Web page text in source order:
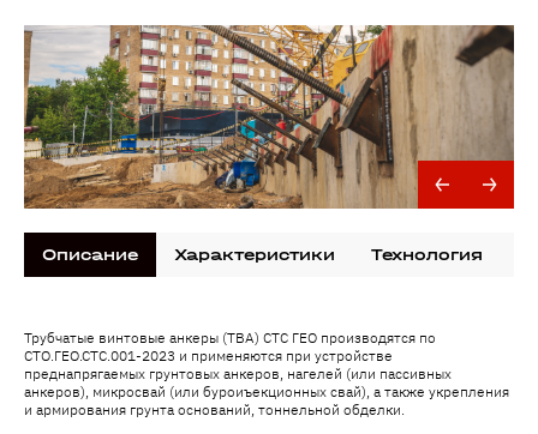
Описание Характеристики Технология
Трубчатые винтовые анкеры (ТВА) СТС ГЕО производятся по
СТО.ГЕО.СТС.001-2023 и применяются при устройстве
преднапрягаемых грунтовых анкеров, нагелей (или пассивных
анкеров), микросвай (или буроиъекционных свай), а также укрепления
и армирования грунта оснований, тоннельной обделки.